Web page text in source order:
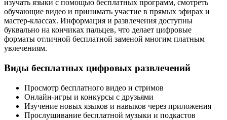
изучать языки с помощью бесплатных программ, смотреть
обучающие видео и принимать участие в прямых эфирах и
мастер-классах. Информация и развлечения доступны
буквально на кончиках пальцев, что делает цифровые
форматы отличной бесплатной заменой многим платным
увлечениям.
Виды бесплатных цифровых развлечений
Просмотр бесплатного видео и стримов
Онлайн-игры и конкурсы с друзьями
Изучение новых языков и навыков через приложения
Прослушивание бесплатной музыки и подкастов